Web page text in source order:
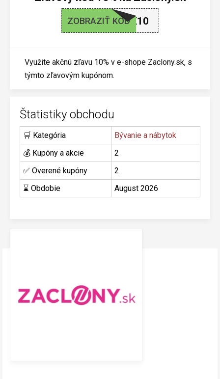
ZOBRAZIŤ KÓD
BLACK10
Využite akčnú zľavu 10% v e-shope Zaclony.sk, s
týmto zľavovým kupónom.
Štatistiky obchodu
🛒 Kategória
Bývanie a nábytok
💰 Kupóny a akcie
2
✅ Overené kupóny
2
⌛ Obdobie
August 2026